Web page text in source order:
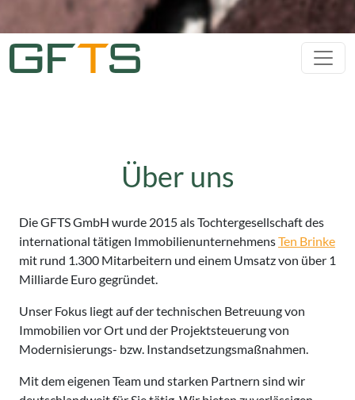
Über uns
Die GFTS GmbH wurde 2015 als Tochtergesellschaft des
international tätigen ImmobilienunternehmensTen Brinke
mit rund 1.300 Mitarbeitern und einem Umsatz von über 1
Milliarde Euro gegründet.
Unser Fokus liegt auf der technischen Betreuung von
Immobilien vor Ort und der Projektsteuerung von
Modernisierungs- bzw. Instandsetzungsmaßnahmen.
Mit dem eigenen Team und starken Partnern sind wir